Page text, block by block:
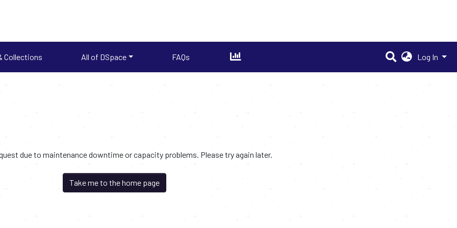
Collections All of DSpace FAQs Log In
due to maintenance downtime or capacity problems. Please try again later.
Take me to the home page